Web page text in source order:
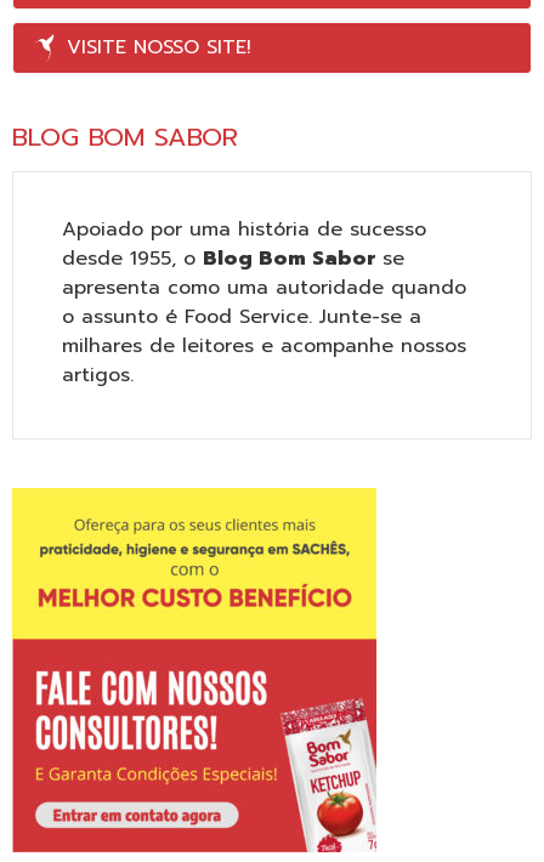
VISITE NOSSO SITE!
BLOG BOM SABOR
Apoiado por uma história de sucesso
desde 1955, o Blog Bom Sabor se
apresenta como uma autoridade quando
o assunto é Food Service. Junte-se a
milhares de leitores e acompanhe nossos
artigos.